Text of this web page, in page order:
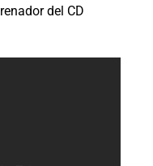
del CD